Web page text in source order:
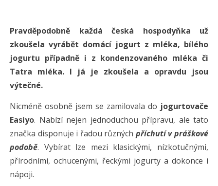
Pravděpodobně každá česká hospodyňka už
zkoušela vyrábět domácí jogurt z mléka, bílého
jogurtu případně i z kondenzovaného mléka či
Tatra mléka. I já je zkoušela a opravdu jsou
výtečné.
Nicméně osobně jsem se zamilovala do jogurtovače
Easiyo. Nabízí nejen jednoduchou přípravu, ale tato
značka disponuje i řadou různých příchutí v práškové
podobě. Vybírat lze mezi klasickými, nízkotučnými,
přírodními, ochucenými, řeckými jogurty a dokonce i
nápoji.